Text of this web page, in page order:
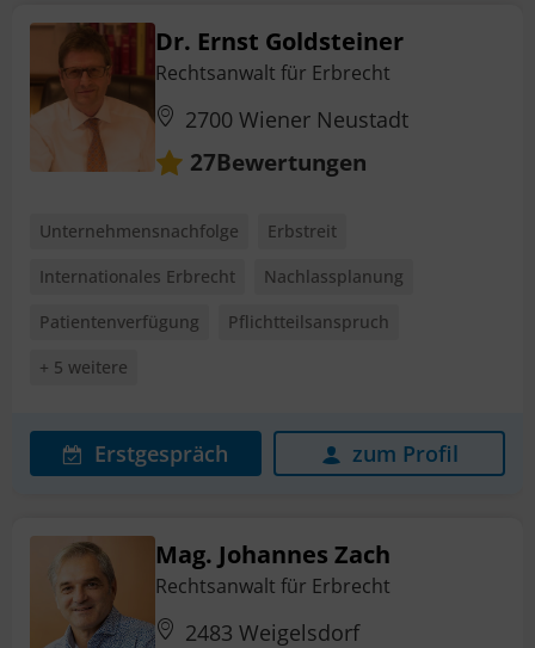
Dr. Ernst Goldsteiner
Rechtsanwalt für Erbrecht
2700 Wiener Neustadt
27Bewertungen
Unternehmensnachfolge
Erbstreit
Internationales Erbrecht
Nachlassplanung
Patientenverfügung
Pflichtteilsanspruch
+ 5 weitere
Erstgespräch zum Profil
Mag. Johannes Zach
Rechtsanwalt für Erbrecht
2483 Weigelsdorf